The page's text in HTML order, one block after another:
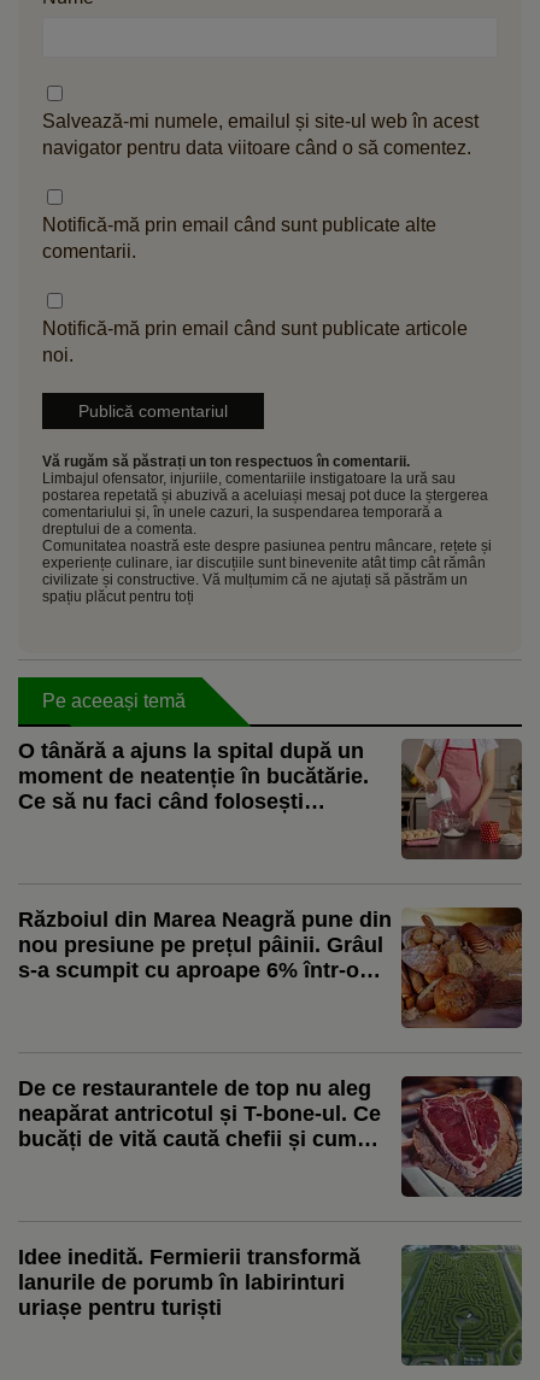
Salvează-mi numele, emailul și site-ul web în acest
navigator pentru data viitoare când o să comentez.
Notifică-mă prin email când sunt publicate alte
comentarii.
Notifică-mă prin email când sunt publicate articole
noi.
Vă rugăm să păstrați un ton respectuos în comentarii.
Limbajul ofensator, injuriile, comentariile instigatoare la ură sau
postarea repetată și abuzivă a aceluiași mesaj pot duce la ștergerea
comentariului și, în unele cazuri, la suspendarea temporară a
dreptului de a comenta.
Comunitatea noastră este despre pasiunea pentru mâncare, rețete și
experiențe culinare, iar discuțiile sunt binevenite atât timp cât rămân
civilizate și constructive. Vă mulțumim că ne ajutați să păstrăm un
spațiu plăcut pentru toți
Pe aceeași temă
O tânără a ajuns la spital după un
moment de neatenție în bucătărie.
Ce să nu faci când folosești
Războiul din Marea Neagră pune din
nou presiune pe prețul pâinii. Grâul
s-a scumpit cu aproape 6% într-o
De ce restaurantele de top nu aleg
neapărat antricotul și T-bone-ul. Ce
bucăți de vită caută chefii și cum
Idee inedită. Fermierii transformă
lanurile de porumb în labirinturi
uriașe pentru turiști